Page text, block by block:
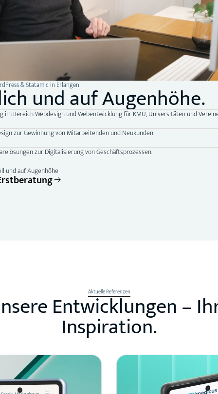
& Statamic in Erlangen
und auf Augenhöhe.
im Bereich Webdesign und Webentwicklung für KMU, Universitäten und
zur Gewinnung von Mitarbeitenden und Neukunden
zur Digitalisierung von Geschäftsprozessen.
und auf Augenhöhe
Aktuelle Referenzen
Entwicklungen –
Inspiration.